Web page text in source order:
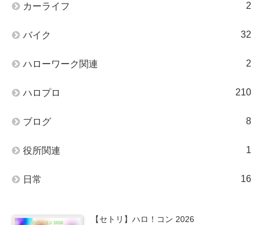
カーライフ 2
バイク 32
ハローワーク関連 2
ハロプロ 210
ブログ 8
役所関連 1
日常 16
【セトリ】ハロ！コン 2026